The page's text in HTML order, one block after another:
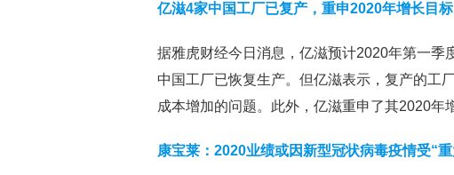
亿滋4家中国工厂已复产，重申2020年增长目标
据雅虎财经今日消息，亿滋预计2020年第一季
中国工厂已恢复生产。但亿滋表示，复产的工
成本增加的问题。此外，亿滋重申了其2020年
康宝莱：2020业绩或因新型冠状病毒疫情受“重